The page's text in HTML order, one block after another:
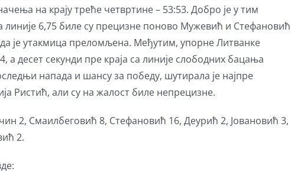
на крају треће четвртине – 53:53. Добро је у тим
6,75 биле су прецизне поново Мужевић и Стефановић
је утакмица преломљена. Међутим, упорне Литванке
а десет секунди пре краја са линије слободних бацања
напада и шансу за победу, шутирала је најпре
Ристић, али су на жалост биле непрецизне.
2, Смаилбеговић 8, Стефановић 16, Деурић 2, Јовановић 3,
2.